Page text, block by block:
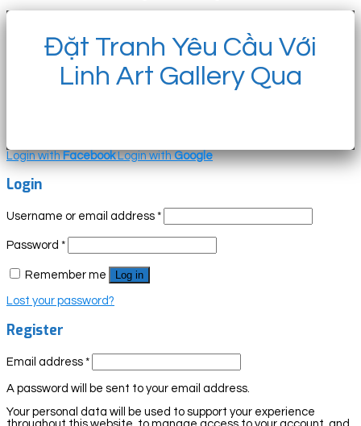
Đặt Tranh Yêu Cầu Với
Linh Art Gallery Qua
Login withFacebook Login withGoogle
Login
Username or email address *
Password *
Remember me Log in
Lost your password?
Register
Email address *
A password will be sent to your email address.
Your personal data will be used to support your experience